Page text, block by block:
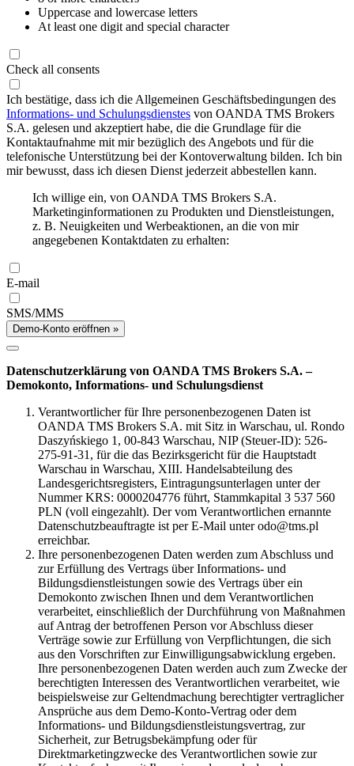
Uppercase and lowercase letters
At least one digit and special character
Check all consents
Ich bestätige, dass ich die Allgemeinen Geschäftsbedingungen des
Informations- und Schulungsdienstes von OANDA TMS Brokers
S.A. gelesen und akzeptiert habe, die die Grundlage für die
Kontaktaufnahme mit mir bezüglich des Angebots und für die
telefonische Unterstützung bei der Kontoverwaltung bilden. Ich bin
mir bewusst, dass ich diesen Dienst jederzeit abbestellen kann.
Ich willige ein, von OANDA TMS Brokers S.A.
Marketinginformationen zu Produkten und Dienstleistungen,
z. B. Neuigkeiten und Werbeaktionen, an die von mir
angegebenen Kontaktdaten zu erhalten:
E-mail
SMS/MMS
Demo-Konto eröffnen »
Datenschutzerklärung von OANDA TMS Brokers S.A. –
Demokonto, Informations- und Schulungsdienst
Verantwortlicher für Ihre personenbezogenen Daten ist
OANDA TMS Brokers S.A. mit Sitz in Warschau, ul. Rondo
Daszyńskiego 1, 00-843 Warschau, NIP (Steuer-ID): 526-
275-91-31, für die das Bezirksgericht für die Hauptstadt
Warschau in Warschau, XIII. Handelsabteilung des
Landesgerichtsregisters, Eintragungsunterlagen unter der
Nummer KRS: 0000204776 führt, Stammkapital 3 537 560
PLN (voll eingezahlt). Der vom Verantwortlichen ernannte
Datenschutzbeauftragte ist per E-Mail unter odo@tms.pl
erreichbar.
Ihre personenbezogenen Daten werden zum Abschluss und
zur Erfüllung des Vertrags über Informations- und
Bildungsdienstleistungen sowie des Vertrags über ein
Demokonto zwischen Ihnen und dem Verantwortlichen
verarbeitet, einschließlich der Durchführung von Maßnahmen
auf Antrag der betroffenen Person vor Abschluss dieser
Verträge sowie zur Erfüllung von Verpflichtungen, die sich
aus den Vorschriften zur Einwilligungsabwicklung ergeben.
Ihre personenbezogenen Daten werden auch zum Zwecke der
berechtigten Interessen des Verantwortlichen verarbeitet, wie
beispielsweise zur Geltendmachung berechtigter vertraglicher
Ansprüche aus dem Demo-Konto-Vertrag oder dem
Informations- und Bildungsdienstleistungsvertrag, zur
Sicherheit, zur Betrugsbekämpfung oder für
Direktmarketingzwecke des Verantwortlichen sowie zur